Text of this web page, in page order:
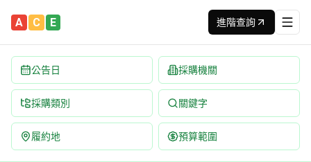
A C E 進階查詢
公告日 採購機關
採購類別 關鍵字
履約地 預算範圍